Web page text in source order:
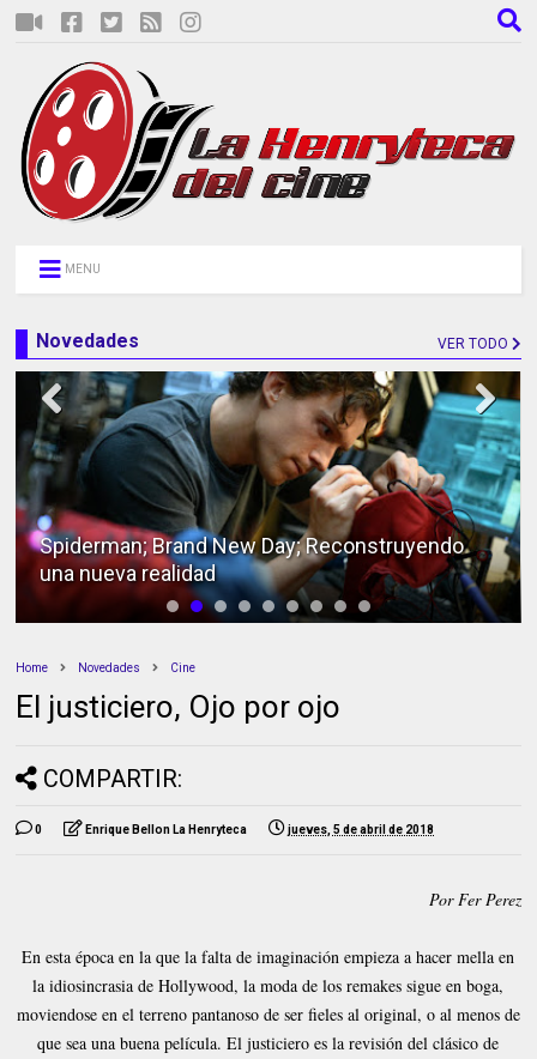
MENU
Novedades VER TODO
Spiderman; Brand New Day; Reconstruyendo
una nueva realidad
Home Novedades Cine
El justiciero, Ojo por ojo
COMPARTIR:
0 Enrique Bellon La Henryteca jueves, 5 de abril de 2018
Por Fer Perez
En esta época en la que la falta de imaginación empieza a hacer mella en
la idiosincrasia de Hollywood, la moda de los remakes sigue en boga,
moviendose en el terreno pantanoso de ser fieles al original, o al menos de
que sea una buena película. El justiciero es la revisión del clásico de